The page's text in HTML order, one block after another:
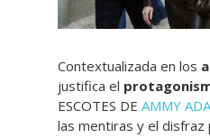
Contextualizada en los
justifica el
ESCOTES DE AMMY
las mentiras y el disfraz